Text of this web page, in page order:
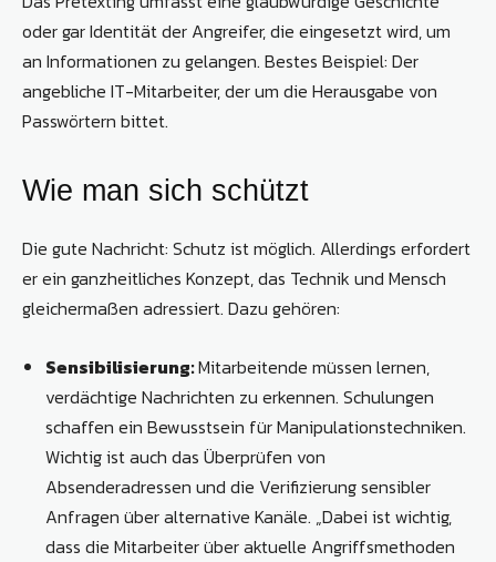
oder gar Identität der Angreifer, die eingesetzt wird, um
an Informationen zu gelangen. Bestes Beispiel: Der
angebliche IT-Mitarbeiter, der um die Herausgabe von
Passwörtern bittet.
Wie man sich schützt
Die gute Nachricht: Schutz ist möglich. Allerdings erfordert
er ein ganzheitliches Konzept, das Technik und Mensch
gleichermaßen adressiert. Dazu gehören:
Sensibilisierung:Mitarbeitende müssen lernen,
verdächtige Nachrichten zu erkennen. Schulungen
schaffen ein Bewusstsein für Manipulationstechniken.
Wichtig ist auch das Überprüfen von
Absenderadressen und die Verifizierung sensibler
Anfragen über alternative Kanäle. „Dabei ist wichtig,
dass die Mitarbeiter über aktuelle Angriffsmethoden